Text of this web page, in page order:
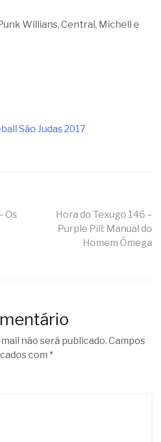
Willians, Central, Michell e
São Judas 2017
Os
Hora do Texugo 146 –
Purple Pill: Manual do
Homem Ômega
não será publicado. Campos
com *